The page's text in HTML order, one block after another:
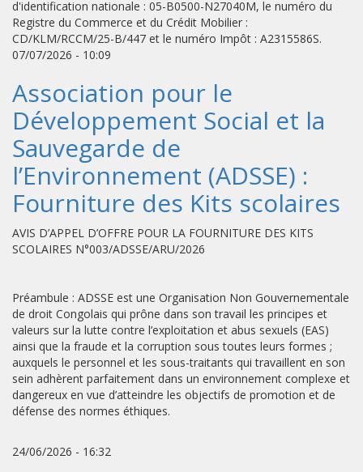
d'identification nationale : 05-B0500-N27040M, le numéro du
Registre du Commerce et du Crédit Mobilier :
CD/KLM/RCCM/25-B/447 et le numéro Impôt : A2315586S.
07/07/2026 - 10:09
Association pour le
Développement Social et la
Sauvegarde de
l’Environnement (ADSSE) :
Fourniture des Kits scolaires
AVIS D’APPEL D’OFFRE POUR LA FOURNITURE DES KITS
SCOLAIRES N°003/ADSSE/ARU/2026
Préambule : ADSSE est une Organisation Non Gouvernementale
de droit Congolais qui prône dans son travail les principes et
valeurs sur la lutte contre l’exploitation et abus sexuels (EAS)
ainsi que la fraude et la corruption sous toutes leurs formes ;
auxquels le personnel et les sous-traitants qui travaillent en son
sein adhèrent parfaitement dans un environnement complexe et
dangereux en vue d’atteindre les objectifs de promotion et de
défense des normes éthiques.
24/06/2026 - 16:32